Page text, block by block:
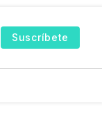
Suscríbete